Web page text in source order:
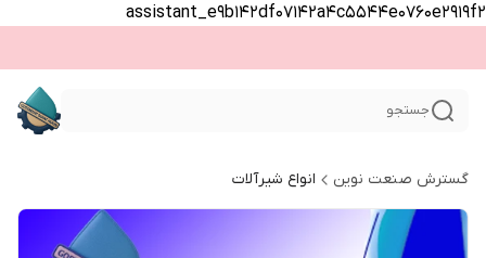
assistant_e9b142df07142a4c5544e0760e2919f2
جستجو
گسترش صنعت نوین انواع شیرآلات